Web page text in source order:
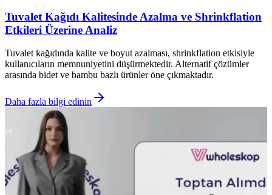
Tuvalet Kağıdı Kalitesinde Azalma ve Shrinkflation
Etkileri Üzerine Analiz
Tuvalet kağıdında kalite ve boyut azalması, shrinkflation etkisiyle
kullanıcıların memnuniyetini düşürmektedir. Alternatif çözümler
arasında bidet ve bambu bazlı ürünler öne çıkmaktadır.
Daha fazla bilgi edinin